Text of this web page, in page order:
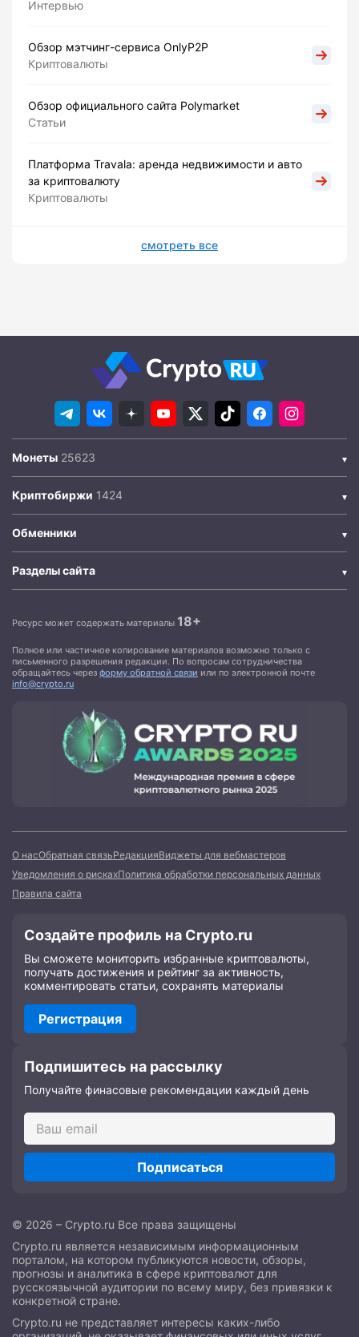
Интервью
Обзор мэтчинг-сервиса OnlyP2P
Криптовалюты
Обзор официального сайта Polymarket
Статьи
Платформа Travala: аренда недвижимости и авто
за криптовалюту
Криптовалюты
смотреть все
Монеты
Криптобиржи
Обменники
Разделы сайта
Ресурс может содержать материалы 18+
Полное или частичное копирование материалов возможно только с
письменного разрешения редакции. По вопросам сотрудничества
обращайтесь через форму обратной связи или по электронной почте
info@crypto.ru
О насОбратная связьРедакцияВиджеты для вебмастеров
Уведомления о рискахПолитика обработки персональных данных
Правила сайта
Создайте профиль на Crypto.ru
Вы сможете мониторить избранные криптовалюты,
получать достижения и рейтинг за активность,
комментировать статьи, сохранять материалы
Регистрация
Подпишитесь на рассылку
Получайте финасовые рекомендации каждый день
Подписаться
© 2026 – Crypto.ru Все права защищены
Crypto.ru является независимым информационным
порталом, на котором публикуются новости, обзоры,
прогнозы и аналитика в сфере криптовалют для
русскоязычной аудитории по всему миру, без привязки к
конкретной стране.
Crypto.ru не представляет интересы каких-либо